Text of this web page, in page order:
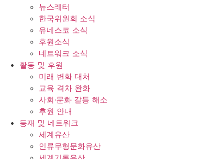
뉴스레터
한국위원회 소식
유네스코 소식
후원소식
네트워크 소식
활동 및 후원
미래 변화 대처
교육 격차 완화
사회∙문화 갈등 해소
후원 안내
등재 및 네트워크
세계유산
인류무형문화유산